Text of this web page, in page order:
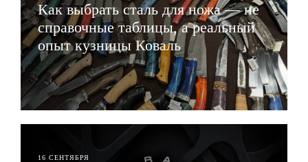
Как выбрать сталь для ножа — не
справочные таблицы, а реальный
опыт кузницы Коваль
ЧИТАТЬ
16 СЕНТЯБРЯ